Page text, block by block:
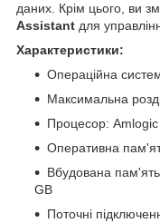
даних. Крім цього, ви
Assistant для
Характеристики:
Операційна
Максимальна
Процесор:
Оперативна
Вбудована
GB
Поточні